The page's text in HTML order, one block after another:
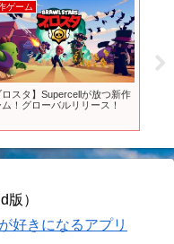
ゲーム
ロスタ】Supercellが放つ新作
！グローバルリリース！
）
きになるアプリ